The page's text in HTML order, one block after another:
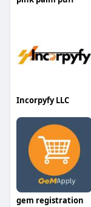
Incorpyfy LLC
gem registration